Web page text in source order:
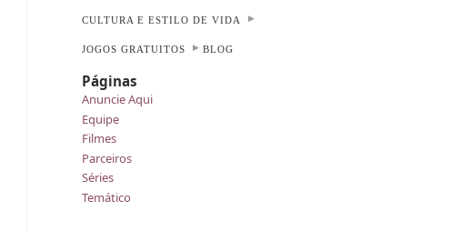
CULTURA E ESTILO DE VIDA
JOGOS GRATUITOS BLOG
Páginas
Anuncie Aqui
Equipe
Filmes
Parceiros
Séries
Temático